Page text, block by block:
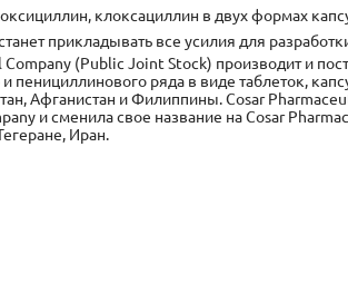
клоксациллин в двух формах
прикладывать все усилия для
(Public Joint Stock) производит и
пенициллинового ряда в виде таблеток,
Афганистан и Филиппины. Cosar
и сменила свое название на Cosar
Иран.